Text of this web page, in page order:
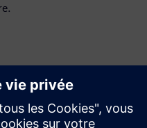
vérification et une